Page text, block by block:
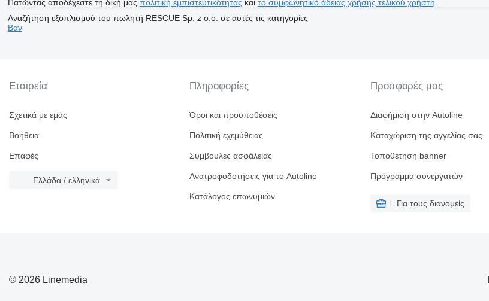
Πατώντας αποδέχεστε τη δική μας πολιτική εμπιστευτικότητας και το συμφωνητικό άδειας χρήσης τελικού χρήστη
Αναζήτηση εξοπλισμού του πωλητή RESCUE Sp. z o.o. σε αυτές τις κατηγορίες
Βαν
Εταιρεία
Σχετικά με εμάς
Βοήθεια
Επαφές
Ελλάδα / ελληνικά
Πληροφορίες
Όροι και προϋποθέσεις
Πολιτική εχεμύθειας
Συμβουλές ασφάλειας
Ανατροφοδοτήσεις για το Autoline
Κατάλογος επωνυμιών
Προσφορές μας
Διαφήμιση στην Autoline
Καταχώριση της αγγελίας σας
Τοποθέτηση banner
Πρόγραμμα συνεργατών
Για τους διανομείς
© 2026 Linemedia